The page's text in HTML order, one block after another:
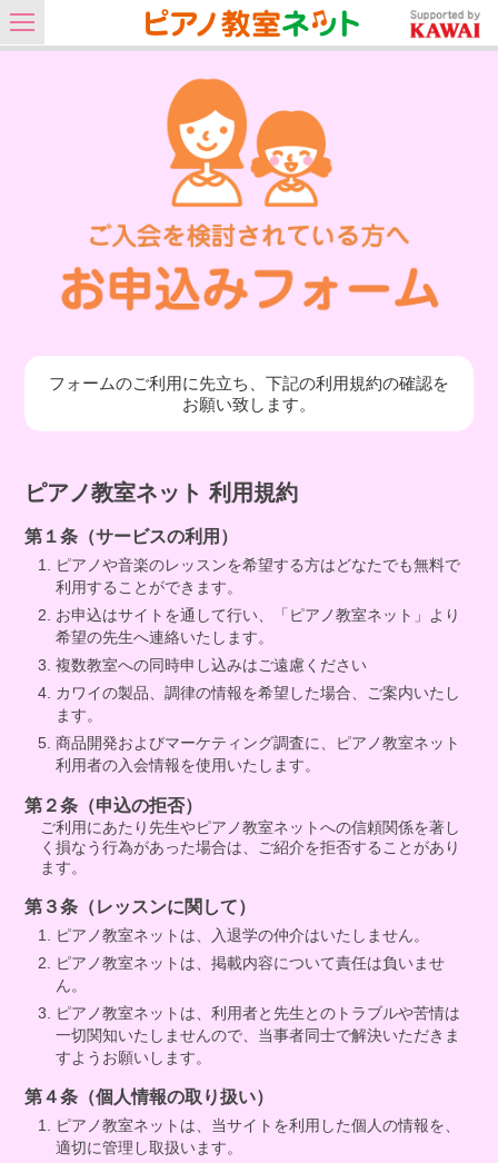
フォームのご利用に先立ち、下記の利用規約の確認を
お願い致します。
ピアノ教室ネット 利用規約
第１条（サービスの利用）
ピアノや音楽のレッスンを希望する方はどなたでも無料で
利用することができます。
お申込はサイトを通して行い、「ピアノ教室ネット」より
希望の先生へ連絡いたします。
複数教室への同時申し込みはご遠慮ください
カワイの製品、調律の情報を希望した場合、ご案内いたし
ます。
商品開発およびマーケティング調査に、ピアノ教室ネット
利用者の入会情報を使用いたします。
第２条（申込の拒否）
ご利用にあたり先生やピアノ教室ネットへの信頼関係を著し
く損なう行為があった場合は、ご紹介を拒否することがあり
ます。
第３条（レッスンに関して）
ピアノ教室ネットは、入退学の仲介はいたしません。
ピアノ教室ネットは、掲載内容について責任は負いませ
ん。
ピアノ教室ネットは、利用者と先生とのトラブルや苦情は
一切関知いたしませんので、当事者同士で解決いただきま
すようお願いします。
第４条（個人情報の取り扱い）
ピアノ教室ネットは、当サイトを利用した個人の情報を、
適切に管理し取扱います。